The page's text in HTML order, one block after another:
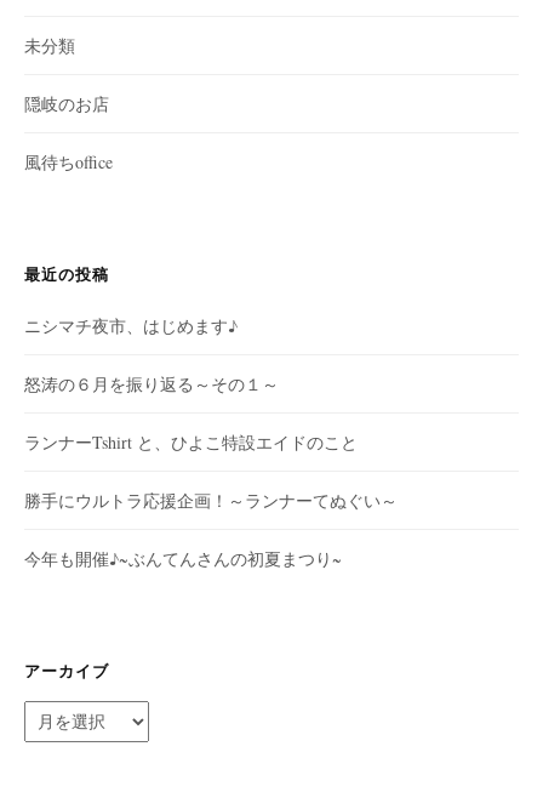
未分類
隠岐のお店
風待ちoffice
最近の投稿
ニシマチ夜市、はじめます♪
怒涛の６月を振り返る～その１～
ランナーTshirt と、ひよこ特設エイドのこと
勝手にウルトラ応援企画！～ランナーてぬぐい～
今年も開催♪~ぶんてんさんの初夏まつり~
アーカイブ
ー